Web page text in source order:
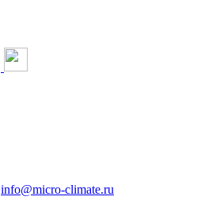
info@micro-climate.ru